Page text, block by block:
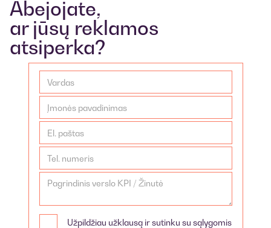
Abejojate,
ar jūsų reklamos
atsiperka?
Užpildžiau užklausą ir sutinku su sąlygomis